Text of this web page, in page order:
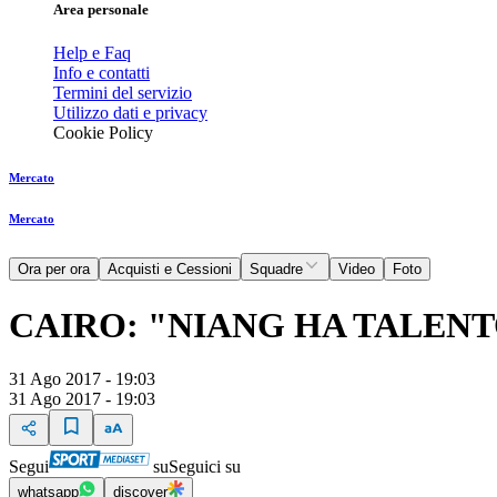
Area personale
Help e Faq
Info e contatti
Termini del servizio
Utilizzo dati e privacy
Cookie Policy
Mercato
Mercato
Ora per ora Acquisti e Cessioni Squadre Video Foto
CAIRO: "NIANG HA
31 Ago 2017 - 19:03
31 Ago 2017 - 19:03
Segui suSeguici su
whatsapp discover